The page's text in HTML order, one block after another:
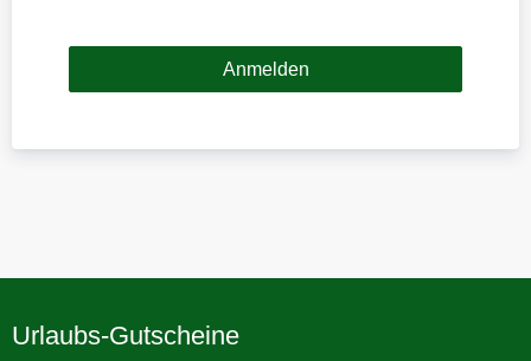
Urlaubs-Gutscheine